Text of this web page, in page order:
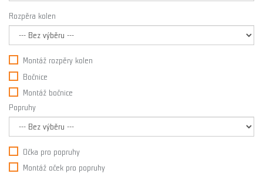
Rozpěra kolen
Montáž rozpěry kolen
Bočnice
Montáž bočnice
Popruhy
Očka pro popruhy
Montáž oček pro popruhy